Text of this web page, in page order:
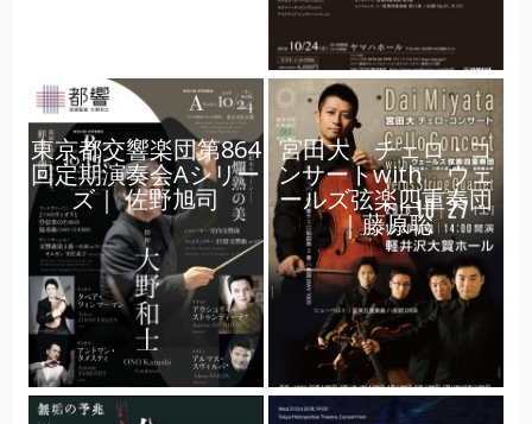
東京都交響楽団第864
回定期演奏会Aシリー
ズ｜ 佐野旭司
宮田大 チェロ・コ
ンサートwith ウェ
ールズ弦楽四重奏団
｜藤原聡